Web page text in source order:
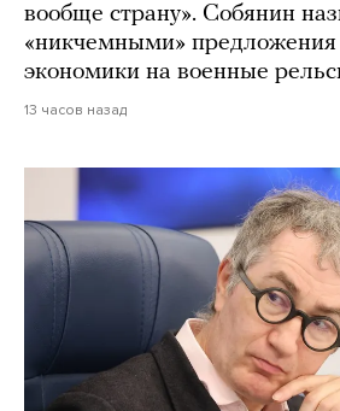
вообще страну». Собянин
«никчемными» предложения
экономики на военные
13 часов назад